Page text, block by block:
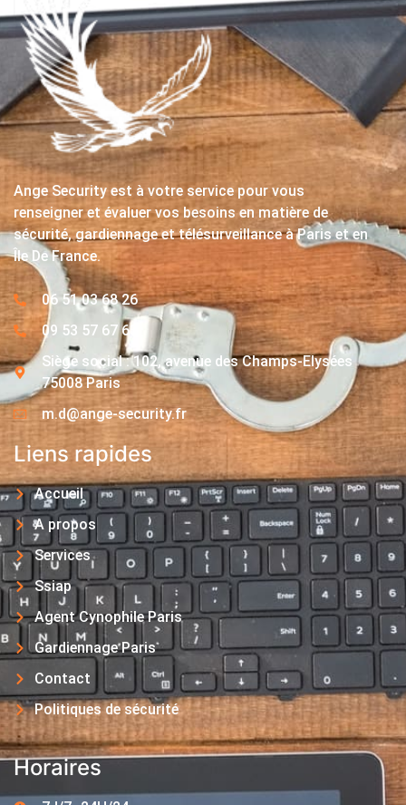
Ange Security est à votre service pour vous
renseigner et évaluer vos besoins en matière de
sécurité, gardiennage et télésurveillance à Paris et en
Île De France.
06 51 03 68 26
09 53 57 67 63
Siège social : 102, avenue des Champs-Elysées
75008 Paris
m.d@ange-security.fr
Liens rapides
Accueil
A propos
Services
Ssiap
Agent Cynophile Paris
Gardiennage Paris
Contact
Politiques de sécurité
Horaires